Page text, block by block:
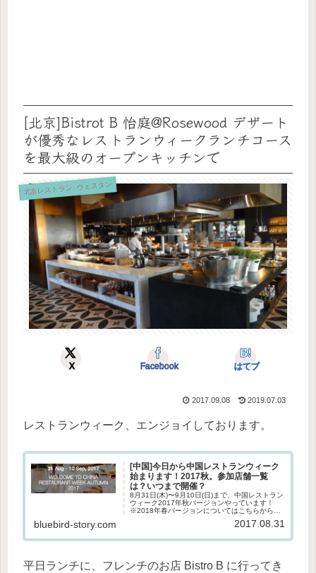
[北京]Bistrot B 怡庭@Rosewood デザート
が優秀なレストランウィークランチコース
を最大級のオープンキッチンで
北京レストラン: ウェスタン
X Facebook はてブ
2017.09.08 2019.07.03
レストランウィーク、エンジョイしております。
[中国]今日から中国レストランウィーク
始まります！2017秋。参加店舗一覧
は？いつまで開催？
8月31日(木)〜9月10日(日)まで、中国レストラン
ウィーク2017年秋バージョンやっています！
※2018年春バージョンについてはこちらからど
グルメイベントニューヨーク、アムステルダ
bluebird-story.com 2017.08.31
平日ランチに、フレンチのお店 Bistro B に行ってき